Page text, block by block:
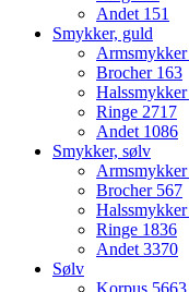
Andet 151
Smykker, guld
Armsmykker
Brocher 163
Halssmykker
Ringe 2717
Andet 1086
Smykker, sølv
Armsmykker
Brocher 567
Halssmykker
Ringe 1836
Andet 3370
Sølv
Korpus 5663